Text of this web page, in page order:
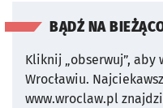
BĄDŹ NA
Kliknij „obserwuj”, aby
Wrocławiu.
www.wroclaw.pl